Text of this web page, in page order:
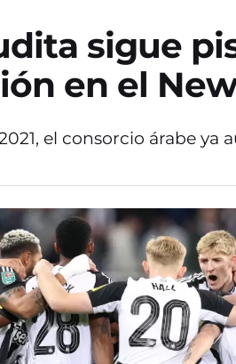
sigue
en el
el consorcio árabe